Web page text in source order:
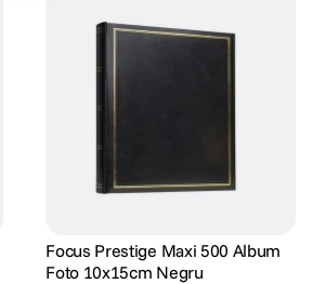
Focus Prestige Maxi 500 Album
Foto 10x15cm Negru